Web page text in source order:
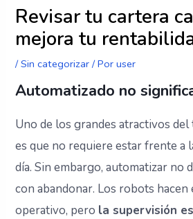
Revisar tu cartera
mejora tu
/Sin categorizar / Poruser
Automatizado no
Uno de los grandes atractivos
es que no requiere estar frente a
día. Sin embargo, automatizar no
con abandonar. Los robots hacen
operativo, pero la supervisión